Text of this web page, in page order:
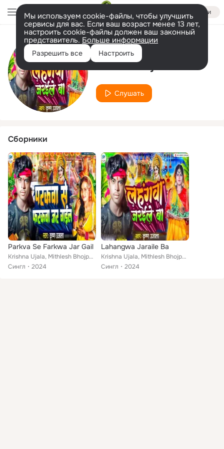
Войти
Мы используем cookie-файлы, чтобы улучшить
сервисы для вас. Если ваш возраст менее 13 лет,
настроить cookie-файлы должен ваш законный
представитель. Больше информации
Разрешить все Настроить
Исполнитель
Krishna Ujala
Слушать
Сборники
Parkva Se Farkwa Jar Gail
Krishna Ujala, Mithlesh Bhojpuriya
Сингл
2024
Lahangwa Jaraile Ba
Krishna Ujala, Mithlesh Bhojpuriya, Binay Bihari
Сингл
2024